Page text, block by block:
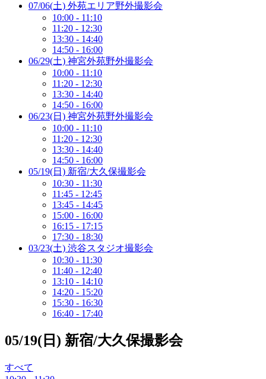
07/06(土) 外苑エリア野外撮影会
10:00 - 11:10
11:20 - 12:30
13:30 - 14:40
14:50 - 16:00
06/29(土) 神宮外苑野外撮影会
10:00 - 11:10
11:20 - 12:30
13:30 - 14:40
14:50 - 16:00
06/23(日) 神宮外苑野外撮影会
10:00 - 11:10
11:20 - 12:30
13:30 - 14:40
14:50 - 16:00
05/19(日) 新宿/大久保撮影会
10:30 - 11:30
11:45 - 12:45
13:45 - 14:45
15:00 - 16:00
16:15 - 17:15
17:30 - 18:30
03/23(土) 渋谷スタジオ撮影会
10:30 - 11:30
11:40 - 12:40
13:10 - 14:10
14:20 - 15:20
15:30 - 16:30
16:40 - 17:40
05/19(日) 新宿/大久保撮影会
すべて